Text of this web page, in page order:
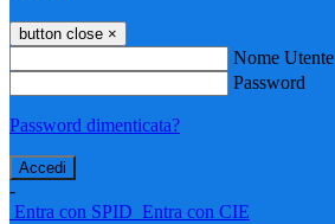
button close ×
Nome Utente
Password
Password dimenticata?
-
Entra con SPID Entra con CIE